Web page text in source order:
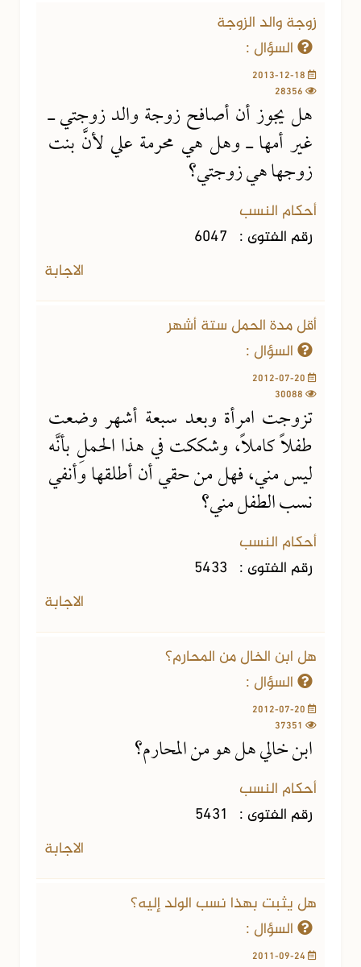
زوجة والد الزوجة
السؤال :
هل يجوز أن أصافح زوجة والد زوجتي ـ
غير أمها ـ وهل هي محرمة علي لأنَّ بنت
زوجها هي زوجتي؟
أحكام النسب
رقم الفتوى : 6047
الاجابة
أقل مدة الحمل ستة أشهر
السؤال :
تزوجت امرأة وبعد سبعة أشهر وضعت
طفلاً كاملاً، وشككت في هذا الحملِ بأنَّه
ليس مني، فهل من حقي أن أطلقها وأنفي
نسب الطفل مني؟
أحكام النسب
رقم الفتوى : 5433
الاجابة
هل ابن الخال من المحارم؟
السؤال :
ابن خالي هل هو من المحارم؟
أحكام النسب
رقم الفتوى : 5431
الاجابة
هل يثبت بهذا نسب الولد إليه؟
السؤال :